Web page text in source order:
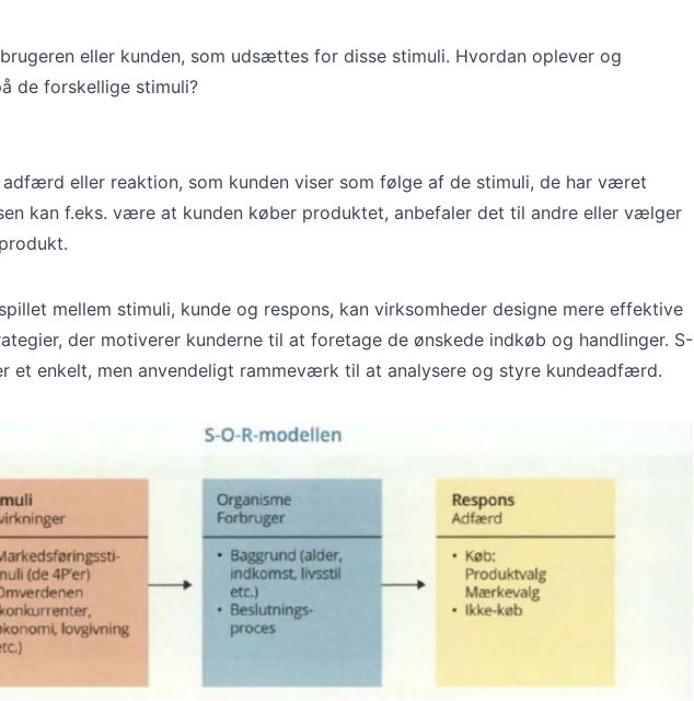
eller kunden, som udsættes for disse stimuli. Hvordan oplever og
de forskellige stimuli?
adfærd eller reaktion, som kunden viser som følge af de stimuli, de har været
kan f.eks. være at kunden køber produktet, anbefaler det til andre eller vælger
mellem stimuli, kunde og respons, kan virksomheder designe mere effektive
der motiverer kunderne til at foretage de ønskede indkøb og handlinger. S-
et enkelt, men anvendeligt rammeværk til at analysere og styre kundeadfærd.